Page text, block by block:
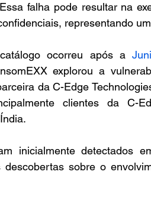
falha pode resultar na
representando
ocorreu após a
explorou a
da C-Edge
clientes da C-
inicialmente detectados
descobertas sobre o